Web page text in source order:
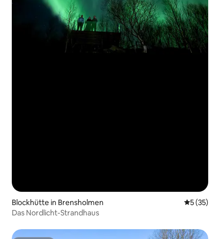
Blockhütte in Brensholmen
5 (35)
Das Nordlicht-Strandhaus